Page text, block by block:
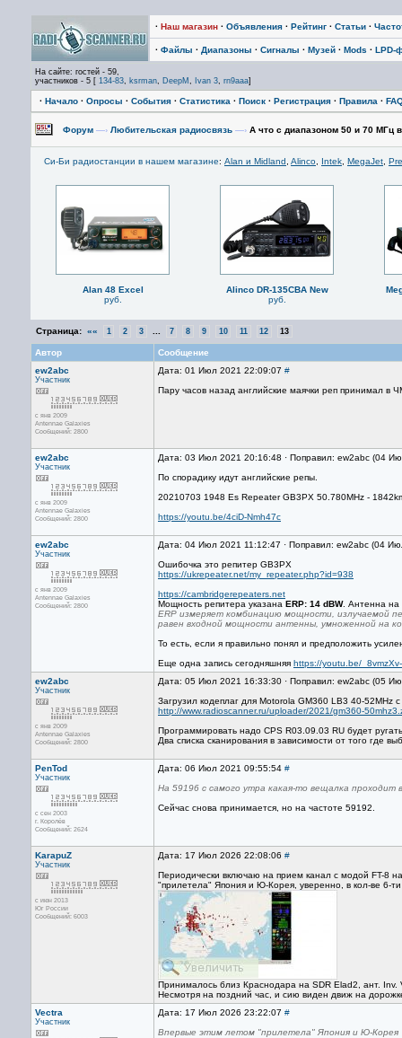
· Наш магазин · Объявления · Рейтинг · Статьи ·
· Файлы · Диапазоны · Сигналы · Музей · Mods · LPD-
На сайте: гостей - 59,
участников - 5 [ 134-83, ksrman, DeepM , Ivan 3, rn9aaa]
· Начало · Опросы · События · Статистика · Поиск · Регистрация · Правила ·
Форум —› Любительская радиосвязь —› А что с диапазоном 50 и 70 МГц
Си-Би радиостанции в нашем магазине: Alan и Midland Alinco Intek MegaJet
Alan 48 Excel
руб.
Alinco DR-135CBA New
руб.
Страница: «« 1 2 3 7 8 9 10 11 12 13
Автор
Сообщение
ew2abc
Участник
с янв 2009
Antennae Galaxies
Сообщений: 2800
Дата: 01 Июл 2021 22:09:07 #
Пару часов назад английские маячки реп принимал в
ew2abc
Участник
с янв 2009
Antennae Galaxies
Сообщений: 2800
Дата: 03 Июл 2021 20:16:48 · Поправил: ew2abc (04
По спорадику идут английские репы.
20210703 1948 Es Repeater GB3PX 50.780MHz -
https://youtu.be/4ciD-Nmh47c
ew2abc
Участник
с янв 2009
Antennae Galaxies
Сообщений: 2800
Дата: 04 Июл 2021 11:12:47 · Поправил: ew2abc (04
Ошибочка это репитер GB3PX
https://ukrepeater.net/my_repeater.php?id=938
https://cambridgerepeaters.net
Мощность репитера указана ERP: 14 dBW. Антенна на
ERP измеряет комбинацию мощности, излучаемой
равен входной мощности антенны, умноженной на
То есть, если я правильно понял и предположить
Еще одна запись сегодняшняя https://youtu.be/
ew2abc
Участник
с янв 2009
Antennae Galaxies
Сообщений: 2800
Дата: 05 Июл 2021 16:33:30 · Поправил: ew2abc (05
Загрузил кодеплаг для Motorola GM360 LB3 40-
http://www.radioscanner.ru/uploader/2021/gm360-
Программировать надо CPS R03.09.03 RU будет
Два списка сканирования в зависимости от того где
PenTod
Участник
с сен 2003
г. Королёв
Сообщений: 2624
Дата: 06 Июл 2021 09:55:54 #
На 59196 с самого утра какая-то вещалка проходит
Сейчас снова принимается, но на частоте 59192.
KarapuZ
Участник
с июн 2013
Юг России
Сообщений: 6003
Дата: 17 Июл 2026 22:08:06 #
Периодически включаю на прием канал с модой FT-8
"прилетела" Япония и Ю-Корея, уверенно, в кол-ве 6-
Принималось близ Краснодара на SDR Elad2, ант. Inv.
Несмотря на поздний час, и сию виден движ на
Vectra
Участник
Дата: 17 Июл 2026 23:22:07 #
Впервые этим летом "прилетела" Япония и Ю-Корея